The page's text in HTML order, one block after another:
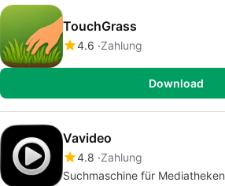
TouchGrass
4.6 Zahlung
Download
Vavideo
4.8 Zahlung
Suchmaschine für Mediatheken